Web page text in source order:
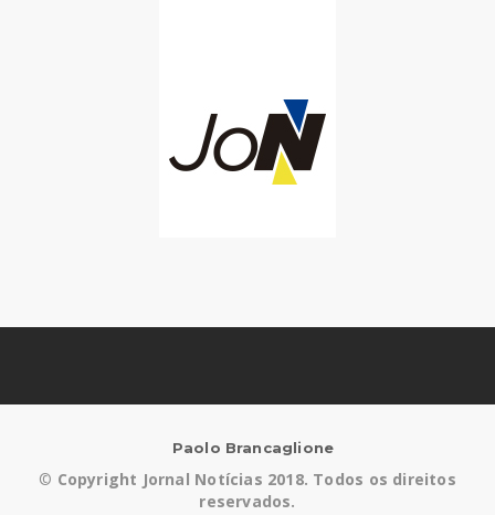
Paolo Brancaglione
© Copyright Jornal Notícias 2018. Todos os direitos
reservados.